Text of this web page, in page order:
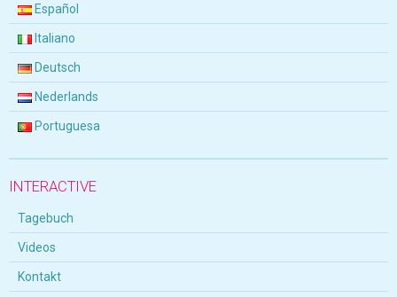
Español
Italiano
Deutsch
Nederlands
Portuguesa
INTERACTIVE
Tagebuch
Videos
Kontakt